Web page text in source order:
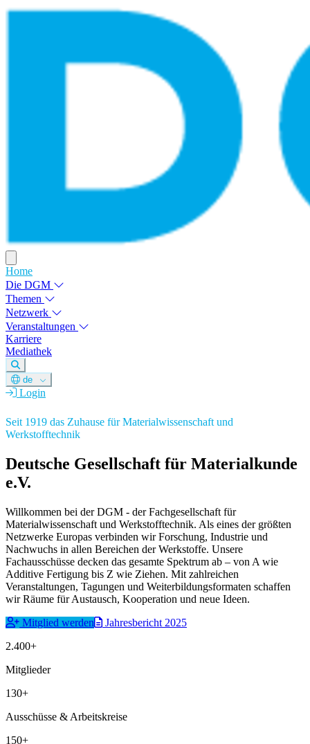
Home
Die DGM
Themen
Netzwerk
Veranstaltungen
Karriere
Mediathek
de
Login
Seit 1919 das Zuhause für Materialwissenschaft und
Werkstofftechnik
Deutsche Gesellschaft für Materialkunde
e.V.
Willkommen bei der DGM - der Fachgesellschaft für
Materialwissenschaft und Werkstofftechnik. Als eines der größten
Netzwerke Europas verbinden wir Forschung, Industrie und
Nachwuchs in allen Bereichen der Werkstoffe. Unsere
Fachausschüsse decken das gesamte Spektrum ab – von A wie
Additive Fertigung bis Z wie Ziehen. Mit zahlreichen
Veranstaltungen, Tagungen und Weiterbildungsformaten schaffen
wir Räume für Austausch, Kooperation und neue Ideen.
Mitglied werden
Jahresbericht 2025
2.400+
Mitglieder
130+
Ausschüsse & Arbeitskreise
150+